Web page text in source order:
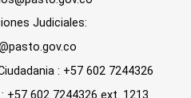
Judiciales:
: +57 602 7244326
+57 602 7244326 ext. 1213